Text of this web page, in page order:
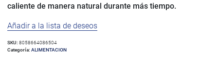
caliente de manera natural durante más tiempo.
Añadir a la lista de deseos
SKU: 8058664086504
Categoría: ALIMENTACION